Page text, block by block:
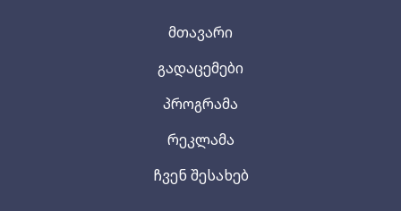
მთავარი
გადაცემები
პროგრამა
რეკლამა
ჩვენ შესახებ